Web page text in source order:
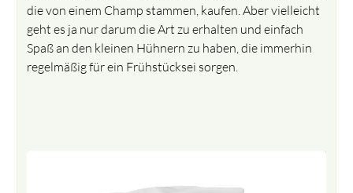
die von einem Champ stammen, kaufen. Aber vielleicht
geht es ja nur darum die Art zu erhalten und einfach
Spaß an den kleinen Hühnern zu haben, die immerhin
regelmäßig für ein Frühstücksei sorgen.